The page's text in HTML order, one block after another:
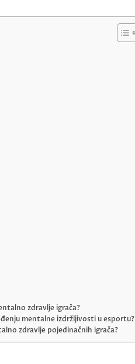
zdravlje igrača?
mentalne izdržljivosti u esportu?
zdravlje pojedinačnih igrača?